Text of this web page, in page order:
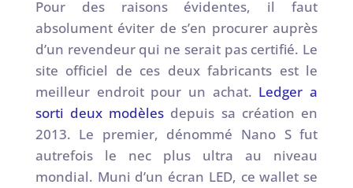
Pour des raisons évidentes, il faut
absolument éviter de s’en procurer auprès
d’un revendeur qui ne serait pas certifié. Le
site officiel de ces deux fabricants est le
meilleur endroit pour un achat. Ledger a
sorti deux modèles depuis sa création en
2013. Le premier, dénommé Nano S fut
autrefois le nec plus ultra au niveau
mondial. Muni d’un écran LED, ce wallet se